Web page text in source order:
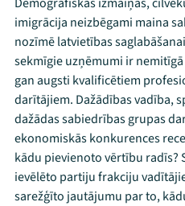
imigrācija neizbēgami maina
nozīmē latvietības
sekmīgie uzņēmumi ir
gan augsti kvalificētiem
darītājiem. Dažādības vadība,
dažādas sabiedrības grupas
ekonomiskās konkurences
kādu pievienoto vērtību radīs?
ievēlēto partiju frakciju
sarežģīto jautājumu par to,